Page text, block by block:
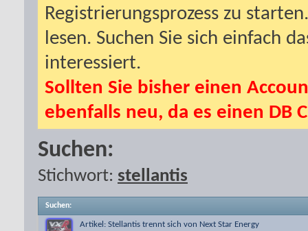
Registrierungsprozess zu
lesen. Suchen Sie sich einfach
interessiert.
Sollten Sie bisher einen
ebenfalls neu, da es einen DB
Suchen:
Stichwort: stellantis
Suchen:
Artikel: Stellantis trennt sich von Next Star Energy